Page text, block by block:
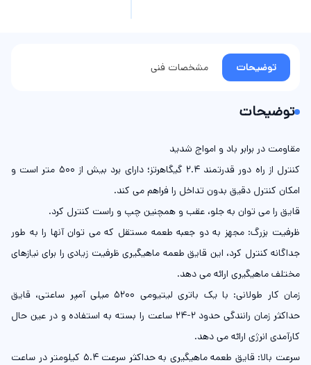
توضیحات مشخصات فنی
توضیحات
مقاومت در برابر باد و امواج شدید
کنترل از راه دور قدرتمند 2.4 گیگاهرتز؛ دارای برد بیش از 500 متر است و
امکان کنترل دقیق بدون تداخل را فراهم می کند.
قایق را می توان به جلو، عقب و همچنین چپ و راست کنترل کرد.
ظرفیت بزرگ: مجهز به دو جعبه طعمه مستقل که می توان آنها را به طور
جداگانه کنترل کرد، این قایق طعمه ماهیگیری ظرفیت زیادی را برای نیازهای
مختلف ماهیگیری ارائه می دهد.
زمان کار طولانی: با یک باتری لیتیومی 5200 میلی آمپر ساعتی، قایق
حداکثر زمان رانندگی حدود 2-24 ساعت را بسته به استفاده و در عین حال
کارآمدی انرژی ارائه می دهد.
سرعت بالا: قایق طعمه ماهیگیری به حداکثر سرعت 5.4 کیلومتر در ساعت